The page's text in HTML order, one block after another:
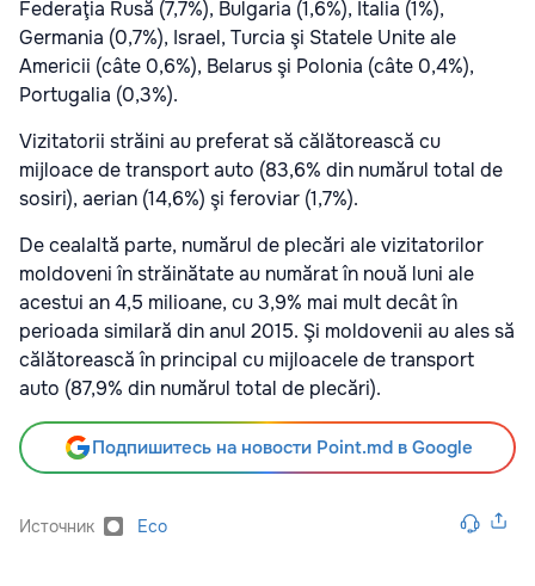
Federaţia Rusă (7,7%), Bulgaria (1,6%), Italia (1%),
Germania (0,7%), Israel, Turcia şi Statele Unite ale
Americii (câte 0,6%), Belarus şi Polonia (câte 0,4%),
Portugalia (0,3%).
Vizitatorii străini au preferat să călătorească cu
mijloace de transport auto (83,6% din numărul total de
sosiri), aerian (14,6%) şi feroviar (1,7%).
De cealaltă parte, numărul de plecări ale vizitatorilor
moldoveni în străinătate au numărat în nouă luni ale
acestui an 4,5 milioane, cu 3,9% mai mult decât în
perioada similară din anul 2015. Şi moldovenii au ales să
călătorească în principal cu mijloacele de transport
auto (87,9% din numărul total de plecări).
Подпишитесь на новости Point.md в Google
Источник Eco